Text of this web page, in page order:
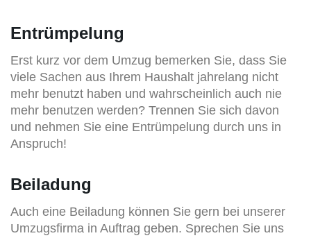
Entrümpelung
Erst kurz vor dem Umzug bemerken Sie, dass Sie
viele Sachen aus Ihrem Haushalt jahrelang nicht
mehr benutzt haben und wahrscheinlich auch nie
mehr benutzen werden? Trennen Sie sich davon
und nehmen Sie eine Entrümpelung durch uns in
Anspruch!
Beiladung
Auch eine Beiladung können Sie gern bei unserer
Umzugsfirma in Auftrag geben. Sprechen Sie uns